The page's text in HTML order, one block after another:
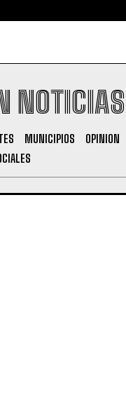
NOTICIAS
MUNICIPIOS
OPINION